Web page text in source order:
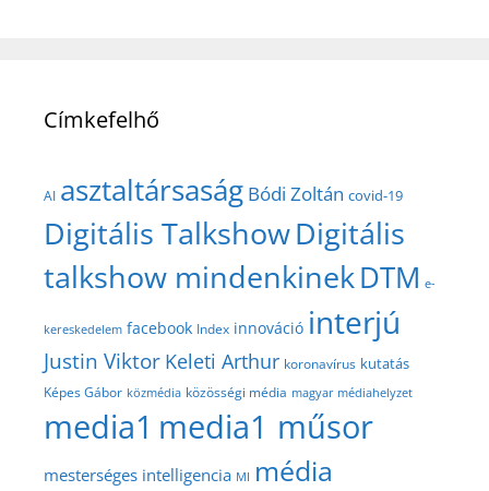
Címkefelhő
AI asztaltársaság Bódi Zoltán covid-19
Digitális TalkshowDigitális
talkshow mindenkinekDTM e-
kereskedelem facebook Index innováció interjú
Justin Viktor Keleti Arthur koronavírus kutatás
Képes Gábor közmédia közösségi média magyar médiahelyzet
media1 media1 műsor
mesterséges intelligencia MI média